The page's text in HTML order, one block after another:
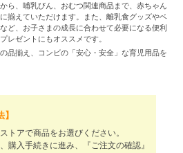
ら、哺乳びん、おむつ関連商品まで、赤ちゃん
揃えていただけます。また、離乳食グッズやベ
ど、お子さまの成長に合わせて必要になる便利
レゼントにもオススメです。
品揃え、コンビの「安心・安全」な育児用品を
トアで商品をお選びください。
購入手続きに進み、『ご注文の確認』